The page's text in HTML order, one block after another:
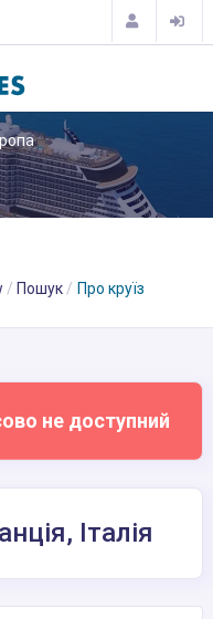
Пошук Про круїз
не доступний
Італія